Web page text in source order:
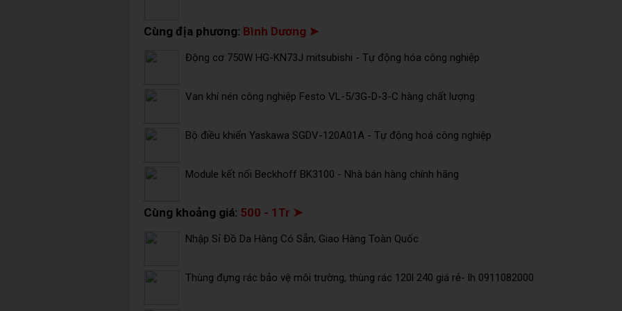
Cùng địa phương: Bình Dương ➤
Động cơ 750W HG-KN73J mitsubishi - Tự động hóa công nghiệp
Van khí nén công nghiệp Festo VL-5/3G-D-3-C hàng chất lượng
Bộ điều khiển Yaskawa SGDV-120A01A - Tự động hoá công nghiệp
Module kết nối Beckhoff BK3100 - Nhà bán hàng chính hãng
Cùng khoảng giá: 500 - 1Tr ➤
Nhập Sỉ Đồ Da Hàng Có Sẵn, Giao Hàng Toàn Quốc
Thùng đựng rác bảo vệ môi trường, thùng rác 120l 240 giá rẻ- lh 0911082000